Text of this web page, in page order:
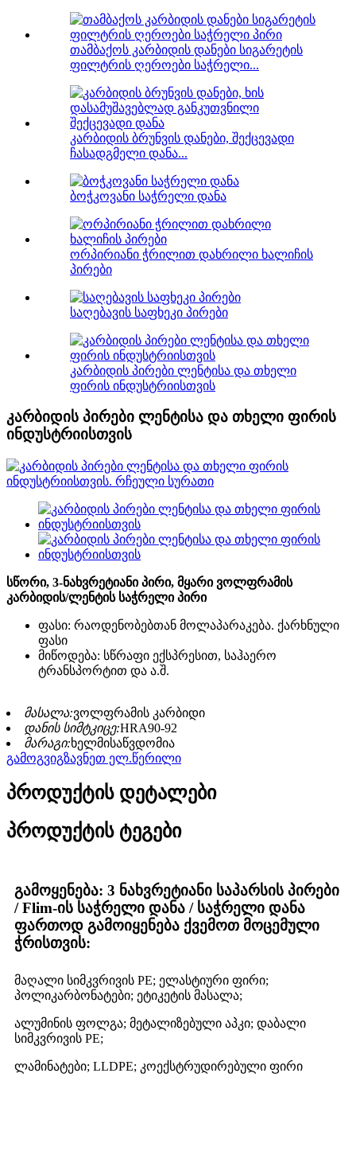
თამბაქოს კარბიდის დანები სიგარეტის
ფილტრის ღეროები საჭრელი...
კარბიდის ბრუნვის დანები, შექცევადი
ჩასადგმელი დანა...
ბოჭკოვანი საჭრელი დანა
ორპირიანი ჭრილით დახრილი ხალიჩის
პირები
საღებავის საფხეკი პირები
კარბიდის პირები ლენტისა და თხელი
ფირის ინდუსტრიისთვის
კარბიდის პირები ლენტისა და თხელი ფირის
ინდუსტრიისთვის
სწორი, 3-ნახვრეტიანი პირი, მყარი ვოლფრამის
კარბიდის/ლენტის საჭრელი პირი
ფასი: რაოდენობებთან მოლაპარაკება. ქარხნული
ფასი
მიწოდება: სწრაფი ექსპრესით, საჰაერო
ტრანსპორტით და ა.შ.
მასალა:ვოლფრამის კარბიდი
დანის სიმტკიცე:HRA90-92
მარაგი:ხელმისაწვდომია
გამოგვიგზავნეთ ელ.წერილი
პროდუქტის დეტალები
პროდუქტის ტეგები
გამოყენება: 3 ნახვრეტიანი საპარსის პირები
/ Flim-ის საჭრელი დანა / საჭრელი დანა
ფართოდ გამოიყენება ქვემოთ მოცემული
ჭრისთვის:
მაღალი სიმკვრივის PE; ელასტიური ფირი;
პოლიკარბონატები; ეტიკეტის მასალა;
ალუმინის ფოლგა; მეტალიზებული აპკი; დაბალი
სიმკვრივის PE;
ლამინატები; LLDPE; კოექსტრუდირებული ფირი